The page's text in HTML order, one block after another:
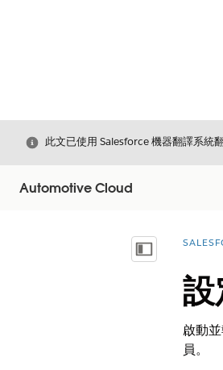
結束
此文已使用 Salesforce 機器翻譯系統
Automotive Cloud
顯示目錄 您位
啟動
員。